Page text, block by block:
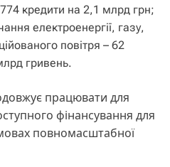
774 кредити на 2,1 млрд грн;
електроенергії, газу,
повітря – 62
гривень.
працювати для
фінансування для
повномасштабної